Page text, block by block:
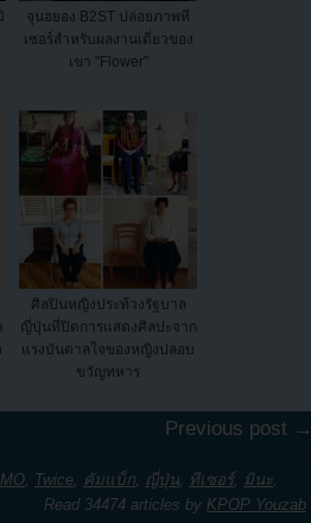
จุนฮยอง B2ST ปล่อยภาพที
เซอร์สำหรับผลงานเดี่ยวของ
เขา "Flower"
ศิลปินหญิงประท้วงรัฐบาล
ญี่ปุ่นที่ปิดการแสดงศิลปะจาก
แรงบันดาลใจของหญิงปลอบ
ขวัญทหาร
Previous post →
Twice คัมแบ็ก ญี่ปุ่น ทีเซอร์, มินะ
Read 34474 articles by KPOP Youzab